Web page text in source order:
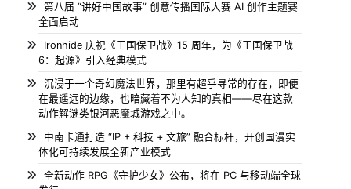
第八届 “讲好中国故事” 创意传播国际大赛 AI 创作主题赛
全面启动
Ironhide 庆祝《王国保卫战》15 周年，为《王国保卫战
6：起源》引入经典模式
沉浸于一个奇幻魔法世界，那里有超乎寻常的存在，即便
在最遥远的边缘，也暗藏着不为人知的真相——尽在这款
动作解谜类银河恶魔城游戏之中。
中南卡通打造 “IP + 科技 + 文旅” 融合标杆，开创国漫实
体化可持续发展全新产业模式
全新动作 RPG《守护少女》公布，将在 PC 与移动端全球